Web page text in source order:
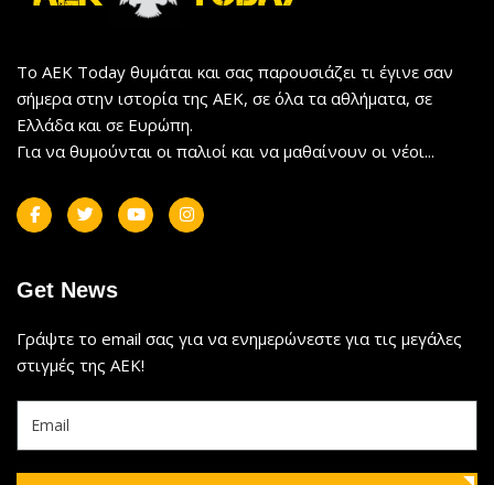
Το AEK Today θυμάται και σας παρουσιάζει τι έγινε σαν
σήμερα στην ιστορία της ΑΕΚ, σε όλα τα αθλήματα, σε
Ελλάδα και σε Ευρώπη.
Για να θυμούνται οι παλιοί και να μαθαίνουν οι νέοι...
Get News
Γράψτε το email σας για να ενημερώνεστε για τις μεγάλες
στιγμές της ΑΕΚ!